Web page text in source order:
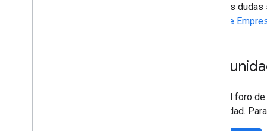
Si tienes
Perfil de
Visita el foro
comunidad.